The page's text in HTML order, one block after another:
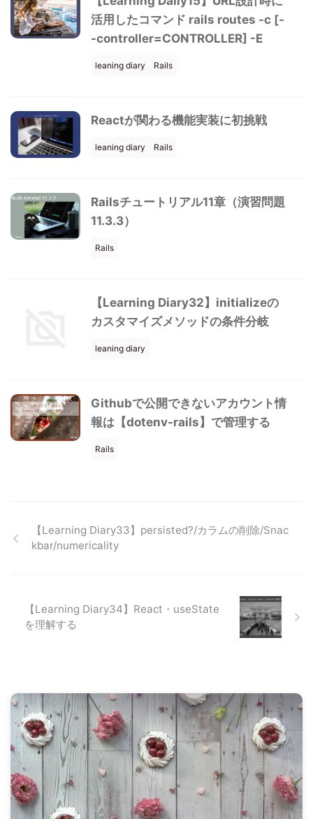
活用したコマンド rails routes -c [-
-controller=CONTROLLER] -E
leaning diary Rails
Reactが関わる機能実装に初挑戦
leaning diary Rails
Railsチュートリアル11章（演習問題
11.3.3）
Rails
【Learning Diary32】initializeの
カスタマイズメソッドの条件分岐
leaning diary
Githubで公開できないアカウント情
報は【dotenv-rails】で管理する
Rails
【Learning Diary33】persisted?/カラムの削除/Snac
kbar/numericality
【Learning Diary34】React・useState
を理解する